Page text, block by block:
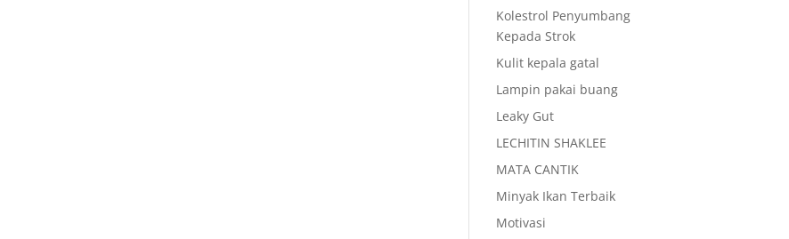
Kolestrol Penyumbang
Kepada Strok
Kulit kepala gatal
Lampin pakai buang
Leaky Gut
LECHITIN SHAKLEE
MATA CANTIK
Minyak Ikan Terbaik
Motivasi